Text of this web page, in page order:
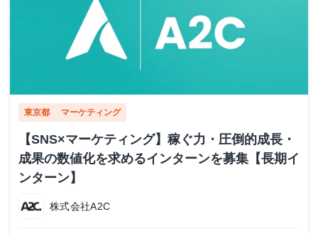
東京都 マーケティング
【SNS×マーケティング】稼ぐ力・圧倒的成長・
成果の数値化を求めるインターンを募集【長期イ
ンターン】
株式会社A2C